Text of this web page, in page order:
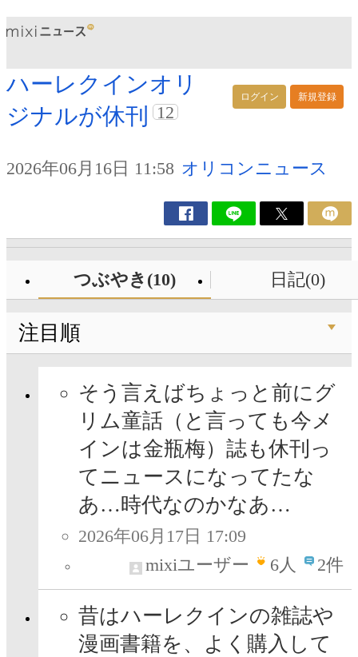
ログイン 新規登録
ハーレクインオリ
ジナルが休刊
12
2026年06月16日 11:58 オリコンニュース
つぶやき(10) 日記(0)
注目順
そう言えばちょっと前にグ
リム童話（と言っても今メ
インは金瓶梅）誌も休刊っ
てニュースになってたな
あ…時代なのかなあ…
2026年06月17日 17:09
mixiユーザー
6人 2件
昔はハーレクインの雑誌や
漫画書籍を、よく購入して